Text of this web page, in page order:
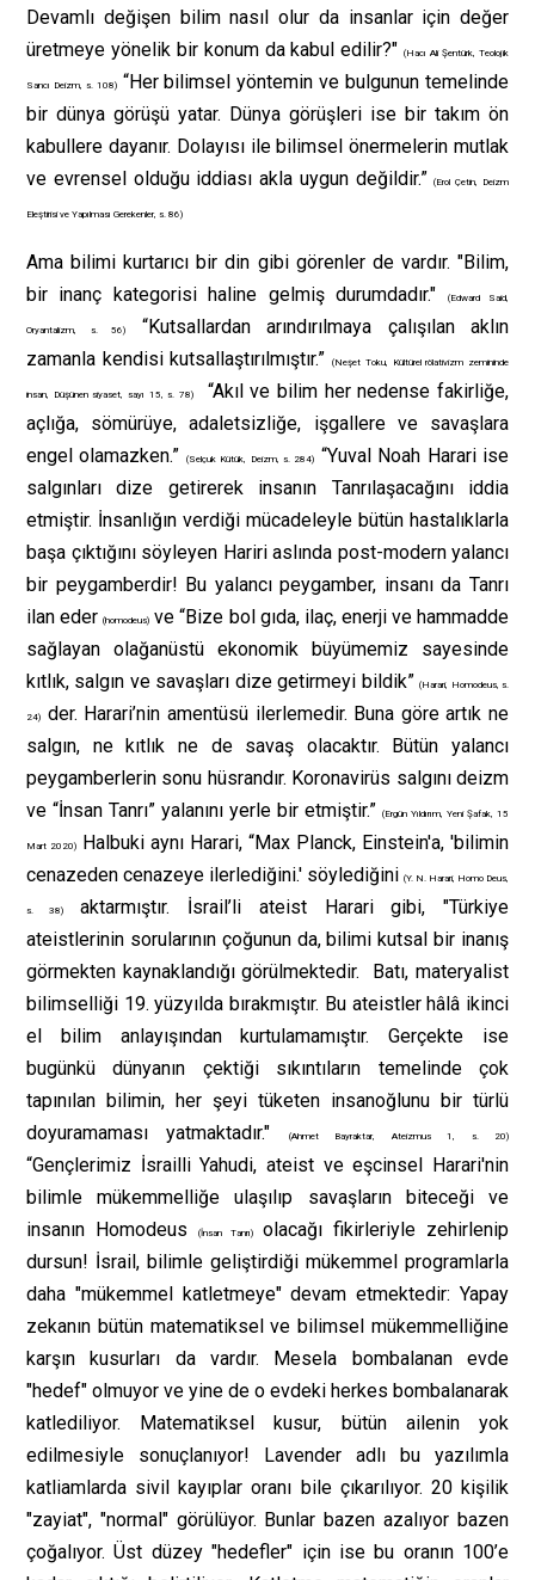
Devamlı değişen bilim nasıl olur da insanlar için değer
üretmeye yönelik bir konum da kabul edilir?"(Hacı Ali Şentürk, Teolojik
Sancı Deizm, s. 108)“Her bilimsel yöntemin ve bulgunun temelinde
bir dünya görüşü yatar. Dünya görüşleri ise bir takım ön
kabullere dayanır. Dolayısı ile bilimsel önermelerin mutlak
ve evrensel olduğu iddiası akla uygun değildir.”(Erol Çetin, Deizm
Eleştirisi ve Yapılması Gerekenler, s. 86)
Ama bilimi kurtarıcı bir din gibi görenler de vardır. "Bilim,
bir inanç kategorisi haline gelmiş durumdadır."
(Edward Said,
Oryantalizm, s. 56)
“Kutsallardan arındırılmaya çalışılan aklın
zamanla kendisi kutsallaştırılmıştır.”(Neşet Toku, Kültürel rölativizm zemininde
insan, Düşünen siyaset, sayı 15, s. 78)
“Akıl ve bilim her nedense fakirliğe,
açlığa, sömürüye, adaletsizliğe, işgallere ve savaşlara
engel olamazken.”
(Selçuk Kütük, Deizm, s. 284)
“Yuval Noah Harari ise
salgınları dize getirerek insanın Tanrılaşacağını iddia
etmiştir. İnsanlığın verdiği mücadeleyle bütün hastalıklarla
başa çıktığını söyleyen Hariri aslında post-modern yalancı
bir peygamberdir! Bu yalancı peygamber, insanı da Tanrı
ilan eder(homodeus) ve “Bize bol gıda, ilaç, enerji ve hammadde
sağlayan olağanüstü ekonomik büyümemiz sayesinde
kıtlık, salgın ve savaşları dize getirmeyi bildik”(Harari, Homodeus, s.
24)
der. Harari’nin amentüsü ilerlemedir. Buna göre artık ne
salgın, ne kıtlık ne de savaş olacaktır. Bütün yalancı
peygamberlerin sonu hüsrandır. Koronavirüs salgını deizm
ve “İnsan Tanrı” yalanını yerle bir etmiştir.” (Ergün Yıldırım, Yeni Şafak, 15
Mart 2020)
Halbuki aynı Harari, “Max Planck, Einstein'a, 'bilimin
cenazeden cenazeye ilerlediğini.' söylediğini (Y. N. Harari, Homo Deus,
s. 38)aktarmıştır. İsrail’li ateist Harari gibi, "Türkiye
ateistlerinin sorularının çoğunun da, bilimi kutsal bir inanış
görmekten kaynaklandığı görülmektedir. Batı, materyalist
bilimselliği 19. yüzyılda bırakmıştır. Bu ateistler hâlâ ikinci
el bilim anlayışından kurtulamamıştır. Gerçekte ise
bugünkü dünyanın çektiği sıkıntıların temelinde çok
tapınılan bilimin, her şeyi tüketen insanoğlunu bir türlü
doyuramaması yatmaktadır."
(Ahmet Bayraktar, Ateizmus 1, s. 20)
“Gençlerimiz İsrailli Yahudi, ateist ve eşcinsel Harari'nin
bilimle mükemmelliğe ulaşılıp savaşların biteceği ve
insanın Homodeus
(İnsan Tanrı)olacağı fikirleriyle zehirlenip
dursun! İsrail, bilimle geliştirdiği mükemmel programlarla
daha "mükemmel katletmeye" devam etmektedir: Yapay
zekanın bütün matematiksel ve bilimsel mükemmelliğine
karşın kusurları da vardır. Mesela bombalanan evde
"hedef" olmuyor ve yine de o evdeki herkes bombalanarak
katlediliyor. Matematiksel kusur, bütün ailenin yok
edilmesiyle sonuçlanıyor! Lavender adlı bu yazılımla
katliamlarda sivil kayıplar oranı bile çıkarılıyor. 20 kişilik
"zayiat", "normal" görülüyor. Bunlar bazen azalıyor bazen
çoğalıyor. Üst düzey "hedefler" için ise bu oranın 100’e